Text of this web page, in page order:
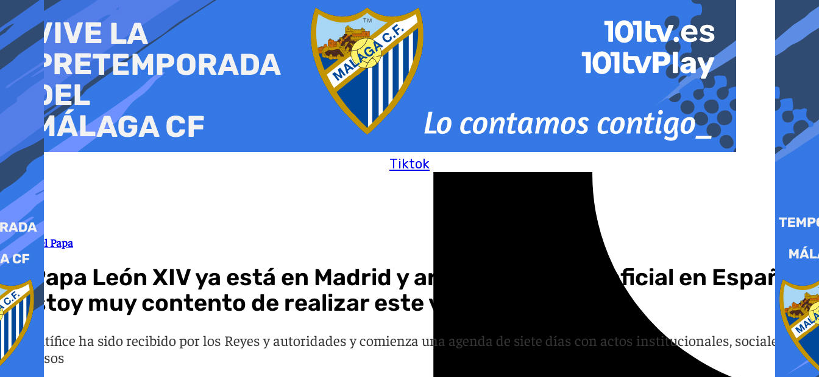
al
contenido
Tiktok
Visita del Papa
El Papa León XIV ya está en Madrid y arranca su visita oficial en España:
«Estoy muy contento de realizar este viaje»
El Pontífice ha sido recibido por los Reyes y autoridades y comienza una agenda de siete días con actos institucionales, sociales y
religiosos